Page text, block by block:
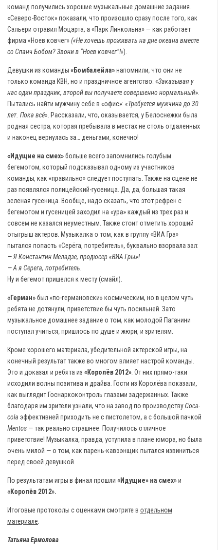
команд получились хорошие музыкальные домашние задания.
«Северо-Восток» показали, что произошло сразу после того, как
Сальери отравил Моцарта, а «Парк Линкольна» — как работает
фирма «Ноев ковчег»(«Не хочешь проживать на дне океана вместе
со Спанч Бобом? Звони в “Ноев ковчег”!»).
Девушки из команды «Бомбалейла»напомнили, что они не
только команда КВН, но и праздничное агентство: «Заказывая у
нас один праздник, второй вы получаете совершенно нормальный».
Пытались найти мужчину себе в «офис»: «Требуется мужчина до 30
лет. Пока всё» . Рассказали, что, оказывается, у Белоснежки была
родная сестра, которая пребывала в местах не столь отдаленных
и наконец вернулась за… деньгами, конечно!
«Идущие на смех»больше всего запомнились голубым
бегемотом, который подсказывал одному из участников
команды, как «правильно» следует поступать. Также на сцене не
раз появлялся полицейский-гусеница. Да, да, большая такая
зеленая гусеница. Вообще, надо сказать, что этот рефрен с
бегемотом и гусеницей заходил на «ура» каждый из трех раз и
совсем не казался неуместным. Также стоит отметить хороший
отыгрыш актеров. Музыкалка о том, как в группу «ВИА Гра»
пытался попасть «Серёга, потребитель», буквально взорвала зал:
— Я Константин Меладзе, продюсер «ВИА Гры»!
— А я Серега, потребитель.
Ну и бегемот пришелся к месту (смайл).
«Герман»был «по-германовски» космическим, но в целом чуть
ребята не дотянули, приветствие бы чуть посильней. Зато
музыкальное домашнее задание о том, как молодой Паганини
поступал учиться, пришлось по душе и жюри, и зрителям.
Кроме хорошего материала, убедительной актерской игры, на
конечный результат также во многом влияет настрой команды.
Это и доказал и ребята из «Королёв 2012» . От них прямо-таки
исходили волны позитива и драйва. Гости из Королёва показали,
как выглядит Госнаркоконтроль глазами задержанных. Также
благодаря им зрители узнали, что на завод по производствуCoca-
cola эффективней приходить не с пистолетом, а с большой пачкой
Mentos — так реально страшнее. Получилось отличное
приветствие! Музыкалка, правда, уступила в плане юмора, но была
очень милой — о том, как парень-кавээнщик пытался извиниться
перед своей девушкой.
По результатам игры в финал прошли «Идущие» на смех»и
«Королёв 2012».
Итоговые протоколы с оценками смотрите в отдельном
материале
Татьяна Ермолова